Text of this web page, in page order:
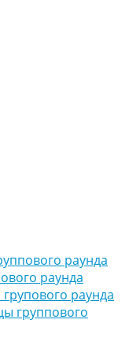
раунда
раунда
раунда
группового